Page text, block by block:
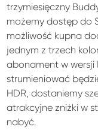
trzymiesięczny
możemy dostęp do
możliwość kupna
jednym z trzech
abonament w wersji
strumieniować
HDR, dostaniemy
atrakcyjne zniżki w
nabyć.